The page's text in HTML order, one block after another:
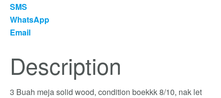
SMS
WhatsApp
Email
Description
3 Buah meja solid wood, condition boekkk 8/10, nak let